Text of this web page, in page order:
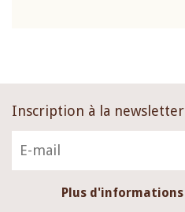
Inscription à la newsletter
Plus d'informations